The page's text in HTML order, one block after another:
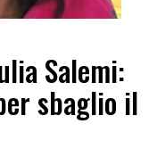
Salemi:
sbaglio il